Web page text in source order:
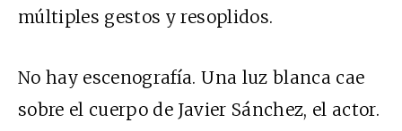
múltiples gestos y resoplidos.
No hay escenografía. Una luz blanca cae
sobre el cuerpo de Javier Sánchez, el actor.